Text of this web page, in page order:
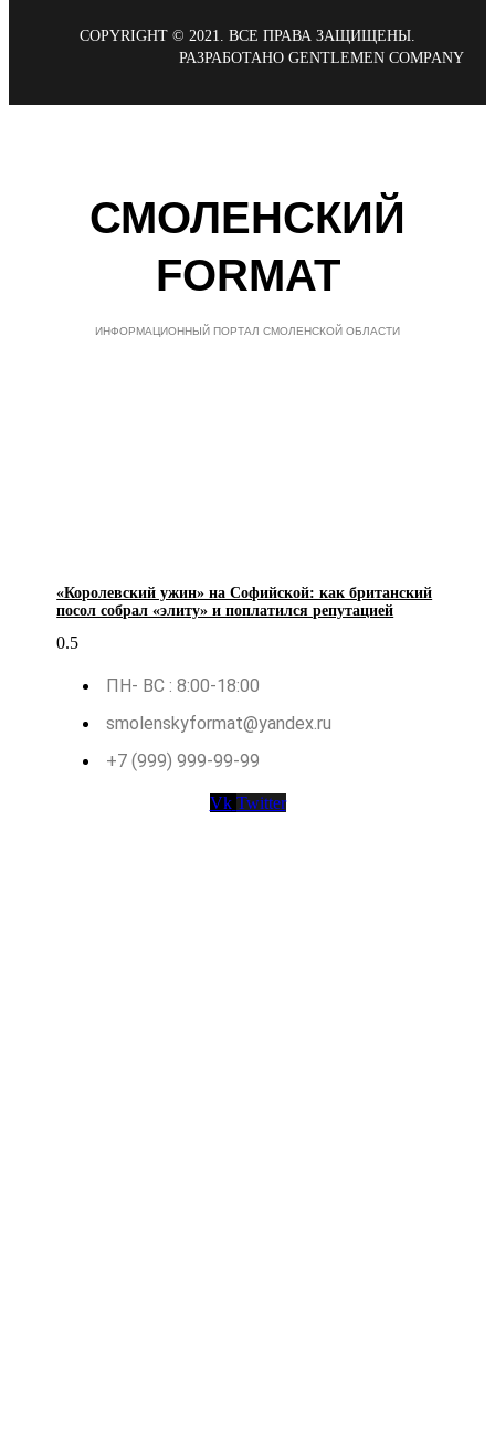
COPYRIGHT © 2021. ВСЕ ПРАВА ЗАЩИЩЕНЫ.
РАЗРАБОТАНО GENTLEMEN COMPANY
СМОЛЕНСКИЙ
FORMAT
ИНФОРМАЦИОННЫЙ ПОРТАЛ СМОЛЕНСКОЙ ОБЛАСТИ
«Королевский ужин» на Софийской: как британский
посол собрал «элиту» и поплатился репутацией
ПН- ВС : 8:00-18:00
smolenskyformat@yandex.ru
+7 (999) 999-99-99
Vk Twitter